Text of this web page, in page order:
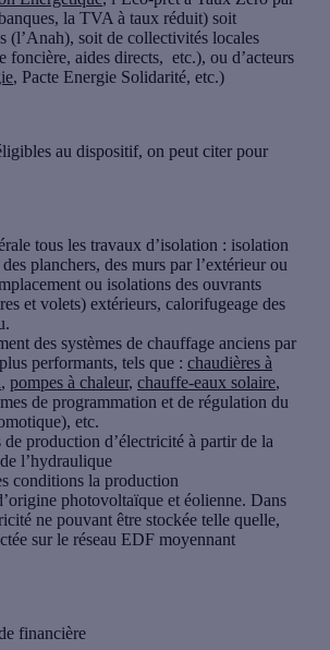
la TVA à taux réduit) soit
(l’Anah), soit de collectivités locales
foncière, aides directs, etc.), ou d’acteurs
, Pacte Energie Solidarité, etc.)
au dispositif, on peut citer pour
tous les travaux d’isolation : isolation
planchers, des murs par l’extérieur ou
ou isolations des ouvrants
et volets) extérieurs, calorifugeage des
des systèmes de chauffage anciens par
performants, tels que : chaudières à
, pompes à chaleur, chauffe-eaux solaire,
de programmation et de régulation du
etc.
de production d’électricité à partir de la
l’hydraulique
conditions la production
photovoltaïque et éolienne. Dans
ne pouvant être stockée telle quelle,
sur le réseau EDF moyennant
financière